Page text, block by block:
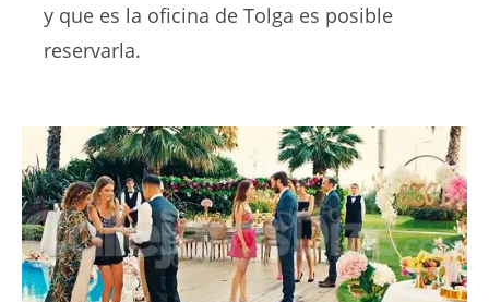
y que es la oficina de Tolga es posible
reservarla.